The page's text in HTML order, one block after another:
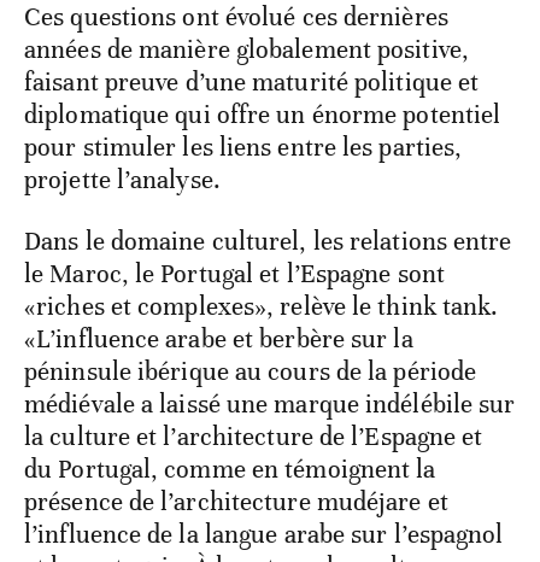
Ces questions ont évolué ces dernières
années de manière globalement positive,
faisant preuve d’une maturité politique et
diplomatique qui offre un énorme potentiel
pour stimuler les liens entre les parties,
projette l’analyse.
Dans le domaine culturel, les relations entre
le Maroc, le Portugal et l’Espagne sont
«riches et complexes», relève le think tank.
«L’influence arabe et berbère sur la
péninsule ibérique au cours de la période
médiévale a laissé une marque indélébile sur
la culture et l’architecture de l’Espagne et
du Portugal, comme en témoignent la
présence de l’architecture mudéjare et
l’influence de la langue arabe sur l’espagnol